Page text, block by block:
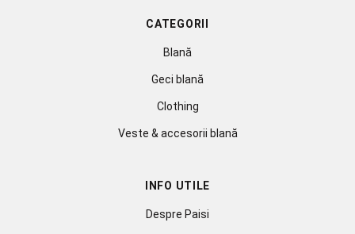
CATEGORII
Blană
Geci blană
Clothing
Veste & accesorii blană
INFO UTILE
Despre Paisi